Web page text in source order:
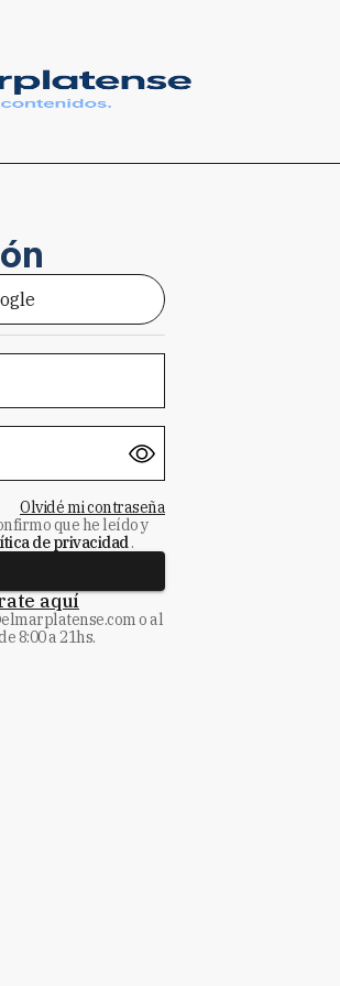
Olvidé mi contraseña
que he leído y
de privacidad.
aquí
o al
8:00 a 21hs.